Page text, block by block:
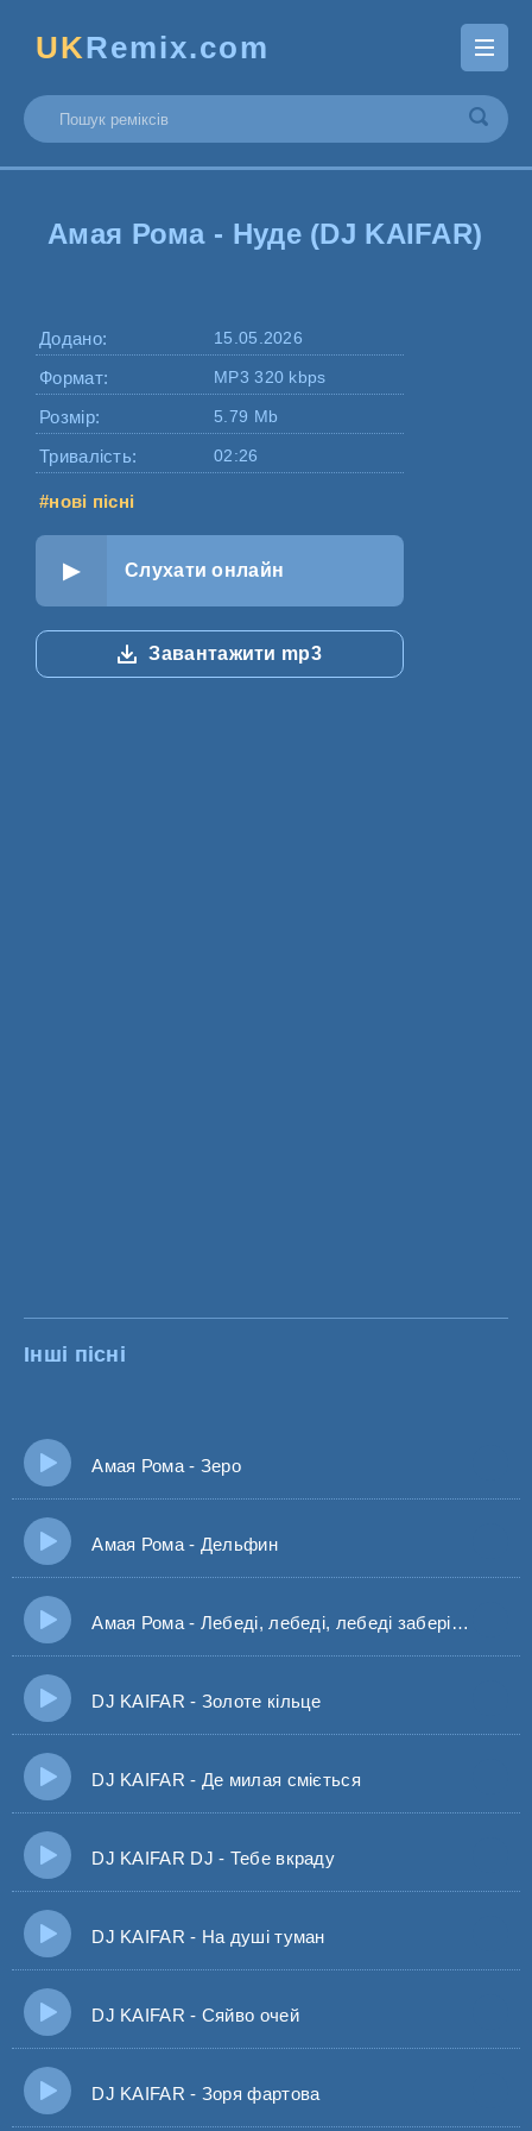
UKRemix.com
Амая Рома - Нуде (DJ KAIFAR)
Додано: 15.05.2026
Формат: MP3 320 kbps
Розмір: 5.79 Mb
Тривалість: 02:26
#нові пісні
Слухати онлайн
Завантажити mp3
Інші пісні
Амая Рома - Зеро
Амая Рома - Дельфин
Амая Рома - Лебеді, лебеді, лебеді заберіть розлуку
DJ KAIFAR - Золоте кільце
DJ KAIFAR - Де милая сміється
DJ KAIFAR DJ - Тебе вкраду
DJ KAIFAR - На душі туман
DJ KAIFAR - Сяйво очей
DJ KAIFAR - Зоря фартова